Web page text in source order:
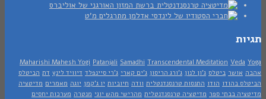
Maharishi Mahesh Yogi Patanjali Samadhi Transcendental Meditation Veda
אושר ביטלס ג'ון לנון ג'ורג הריסון ג'ים קארי ג'רי סיינפלד דיוויד לינץ דת הביטלס
בהודו הודו התנסות טרנסנדנטלית וודה חיוביות יו ג'קמן יוגה מאמרים מדיטציה
בבתי ספר מדיטציה טרנסנדנטלית מהרישי מהש יוגי מנטרה מערכות יחסים